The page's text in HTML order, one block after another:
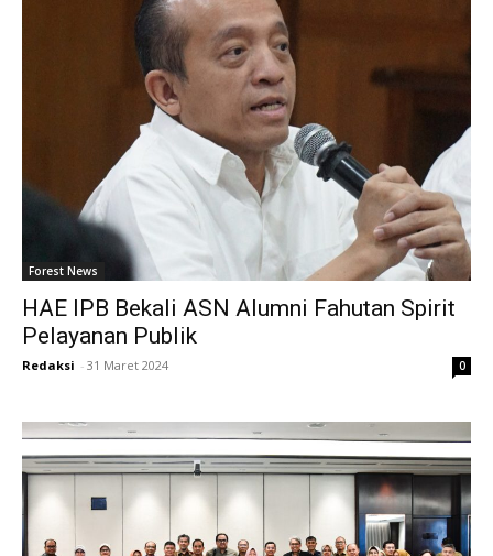
Forest News
HAE IPB Bekali ASN Alumni Fahutan Spirit
Pelayanan Publik
Redaksi - 31 Maret 2024 0